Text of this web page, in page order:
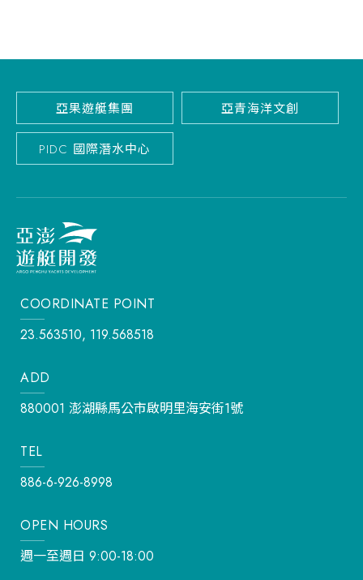
COORDINATE POINT
23.563510, 119.568518
ADD
880001 澎湖縣馬公市啟明里海安街1號
TEL
886-6-926-8998
OPEN HOURS
週一至週日 9:00-18:00
亞果遊艇集團 亞青海洋文創
PIDC 國際潛水中心